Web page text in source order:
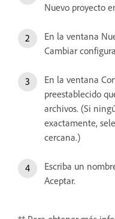
Nuevo proyecto
En la ventana
Cambiar
En la ventana
preestablecido
archivos. (Si
exactamente,
cercana.)
Escriba un
Aceptar.